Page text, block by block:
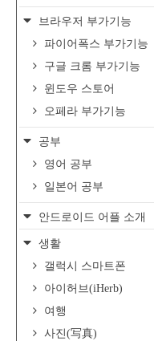
브라우저 부가기능
파이어폭스 부가기능
구글 크롬 부가기능
윈도우 스토어
오페라 부가기능
공부
영어 공부
일본어 공부
안드로이드 어플 소개
생활
갤럭시 스마트폰
아이허브(iHerb)
여행
사진(写真)